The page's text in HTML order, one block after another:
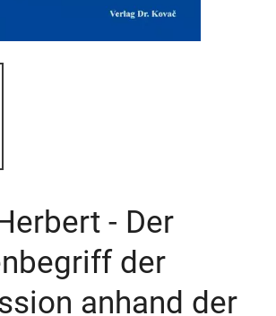
- Der
der
anhand der